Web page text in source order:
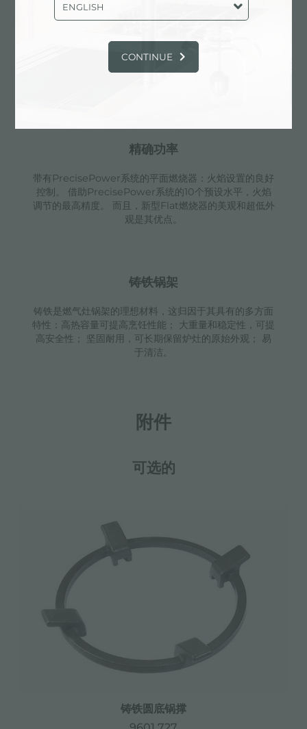
Foster的燃气灶都装备了特殊的燃烧器，有两到三个火
环，大大增加了输送功率和受热面。Dual型号的燃烧
器，两个火环有独立的点火，使这些燃烧器非常适合密集
精确功率
带有PrecisePower系统的平面燃烧器：火焰设置的良好
控制。 借助PrecisePower系统的10个预设水平，火焰
调节的最高精度。 而且，新型Flat燃烧器的美观和超低外
观是其优点。
铸铁锅架
铸铁是燃气灶锅架的理想材料，这归因于其具有的多方面
特性：高热容量可提高烹饪性能； 大重量和稳定性，可提
高安全性； 坚固耐用，可长期保留炉灶的原始外观； 易
于清洁。
附件
可选的
铸铁圆底锅撑
ENGLISH
CONTINUE